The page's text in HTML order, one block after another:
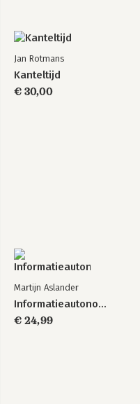
Jan Rotmans
Kanteltijd
€ 30,00
Martijn Aslander
Informatieautonomie
€ 24,99